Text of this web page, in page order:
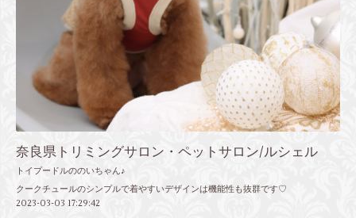
奈良県トリミングサロン・ペットサロン/ルシェル
トイプードルののいちゃん♪
クークチュールのシンプルで着やすいデザインは機能性も抜群です♡
2023-03-03 17:29:42